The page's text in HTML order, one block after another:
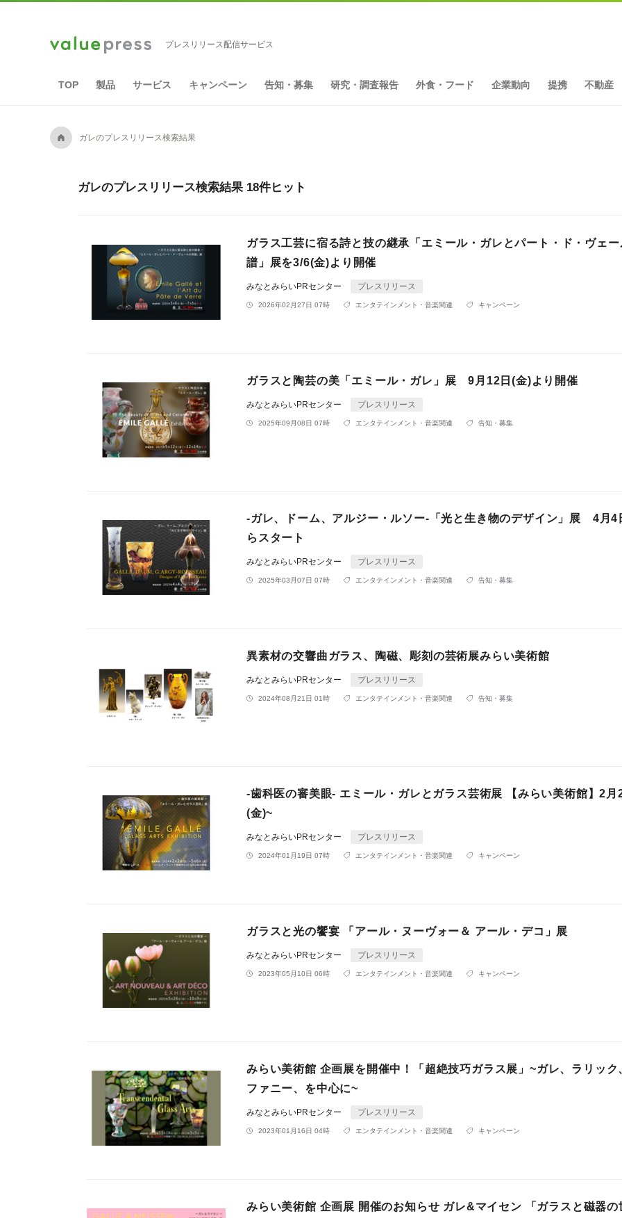
プレスリリース配信サービス
TOP 製品 サービス キャンペーン 告知・募集 研究・調査報告 外食・フード 企業動向 提携 不動産
A ガレのプレスリリース検索結果
ガレのプレスリリース検索結果 18件ヒット
ガラス工芸に宿る詩と技の継承「エミール・ガレとパート・ド・ヴェー
譜」展を3/6(金)より開催
みなとみらいPRセンター プレスリリース
2026年02月27日 07時 エンタテインメント・音楽関連 キャンペーン
ガラスと陶芸の美「エミール・ガレ」展 9月12日(金)より開催
みなとみらいPRセンター プレスリリース
2025年09月08日 07時 エンタテインメント・音楽関連 告知・募集
-ガレ、ドーム、アルジー・ルソー-「光と生き物のデザイン」展 4月4
らスタート
みなとみらいPRセンター プレスリリース
2025年03月07日 07時 エンタテインメント・音楽関連 告知・募集
異素材の交響曲ガラス、陶磁、彫刻の芸術展みらい美術館
みなとみらいPRセンター プレスリリース
2024年08月21日 01時 エンタテインメント・音楽関連 告知・募集
-歯科医の審美眼- エミール・ガレとガラス芸術展 【みらい美術館】2月
(金)~
みなとみらいPRセンター プレスリリース
2024年01月19日 07時 エンタテインメント・音楽関連 キャンペーン
ガラスと光の饗宴 「アール・ヌーヴォー＆ アール・デコ」展
みなとみらいPRセンター プレスリリース
2023年05月10日 06時 エンタテインメント・音楽関連 キャンペーン
みらい美術館 企画展を開催中！「超絶技巧ガラス展」~ガレ、ラリック
ファニー、を中心に~
みなとみらいPRセンター プレスリリース
2023年01月16日 04時 エンタテインメント・音楽関連 キャンペーン
みらい美術館 企画展 開催のお知らせ ガレ&マイセン 「ガラスと磁器の